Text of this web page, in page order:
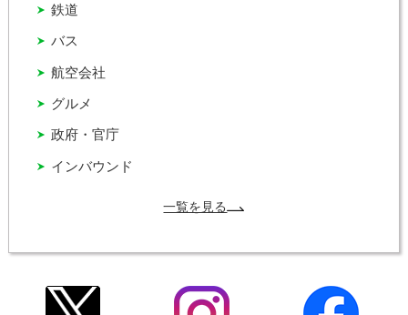
インバウンド
グルメ
バス
政府・官庁
航空会社
鉄道
一覧を見る